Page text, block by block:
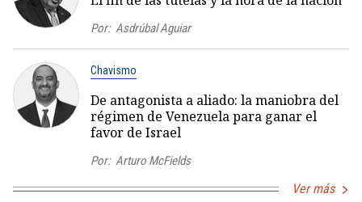
Por: Asdrúbal Aguiar
Chavismo
De antagonista a aliado: la maniobra del
régimen de Venezuela para ganar el
favor de Israel
Por: Arturo McFields
Ver más